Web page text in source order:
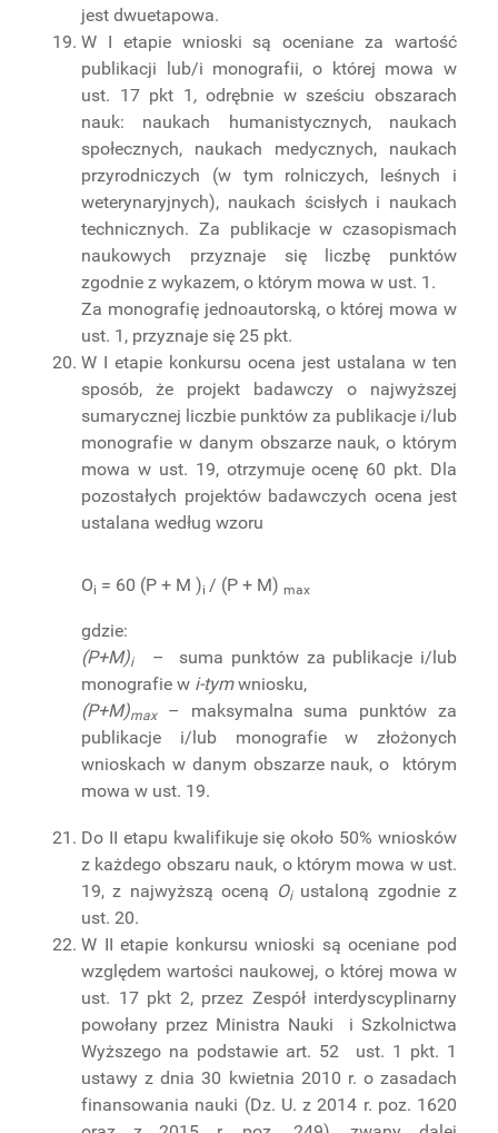
jest dwuetapowa.
W I etapie wnioski są oceniane za wartość
publikacji lub/i monografii, o której mowa w
ust. 17 pkt 1 ,odrębnie w sześciu obszarach
nauk: naukach humanistycznych, naukach
społecznych, naukach medycznych, naukach
przyrodniczych (w tym rolniczych, leśnych i
weterynaryjnych), naukach ścisłych i naukach
technicznych. Za publikacje w czasopismach
naukowych przyznaje się liczbę punktów
zgodnie z wykazem, o którym mowa w ust. 1.
Za monografię jednoautorską, o której mowa w
ust. 1, przyznaje się 25 pkt.
W I etapie konkursu ocena jest ustalana w ten
sposób, że projekt badawczy o najwyższej
sumarycznej liczbie punktów za publikacje i/lub
monografie w danym obszarze nauk, o którym
mowa w ust. 19, otrzymuje ocenę 60 pkt. Dla
pozostałych projektów badawczych ocena jest
ustalana według wzoru
Oi = 60 (P + M )i / (P + M) max
gdzie:
(P+M)i – suma punktów za publikacje i/lub
monografie w i-tymwniosku,
(P+M)max– maksymalna suma punktów za
publikacje i/lub monografie w złożonych
wnioskach w danym obszarze nauk, o którym
mowa w ust. 19.
Do II etapu kwalifikuje się około 50% wniosków
z każdego obszaru nauk, o którym mowa w ust.
19, z najwyższą oceną Oiustaloną zgodnie z
ust. 20.
W II etapie konkursu wnioski są oceniane pod
względem wartości naukowej, o której mowa w
ust. 17 pkt 2, przez Zespół interdyscyplinarny
powołany przez Ministra Nauki i Szkolnictwa
Wyższego na podstawie art. 52 ust. 1 pkt. 1
ustawy z dnia 30 kwietnia 2010 r. o zasadach
finansowania nauki (Dz. U. z 2014 r. poz. 1620